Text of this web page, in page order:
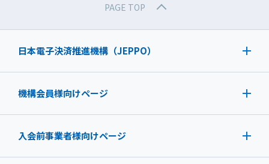
PAGE TOP
日本電子決済推進機構（JEPPO）
機構会員様向けページ
入会前事業者様向けページ